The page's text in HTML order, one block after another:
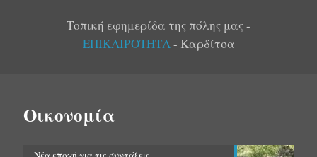
Τοπική εφημερίδα της πόλης μας -
ΕΠΙΚΑΙΡΟΤΗΤΑ- Καρδίτσα
Οικονομία